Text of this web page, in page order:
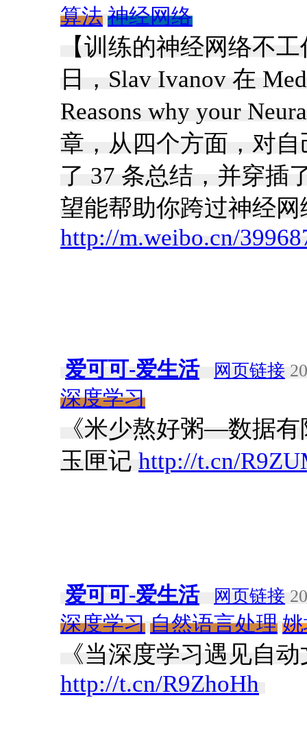
算法 神经网络
【训练的神经网络不
日，Slav Ivanov 在
Reasons why your
章，从四个方面，对
了 37 条总结，并穿插
望能帮助你跨过神经
http://m.weibo.cn/
爱可可-爱生活 网页链接
深度学习
《米少熬好粥—数据
玉匣记 http://t.cn/
爱可可-爱生活 网页链接
深度学习 自然语言处理
《当深度学习遇见自
http://t.cn/R9ZhoHh